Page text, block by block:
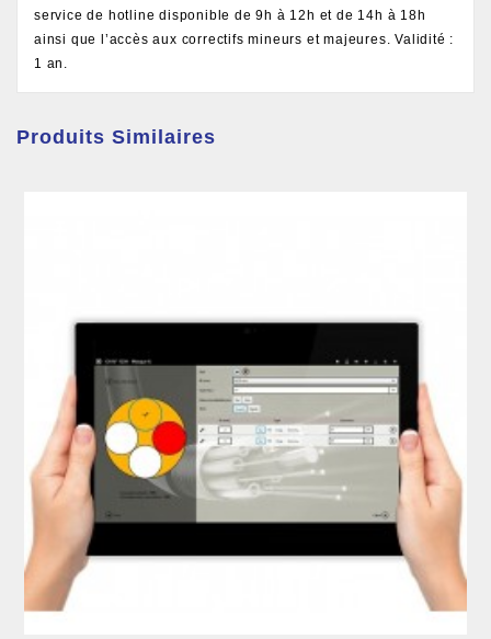
service de hotline disponible de 9h à 12h et de 14h à 18h
ainsi que l’accès aux correctifs mineurs et majeures. Validité :
1 an.
Produits Similaires